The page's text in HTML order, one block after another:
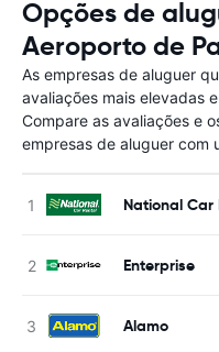
Opções de
Aeroporto de
As empresas de aluguer
avaliações mais elevadas
Compare as avaliações e
empresas de aluguer com
National Car
Enterprise
Alamo